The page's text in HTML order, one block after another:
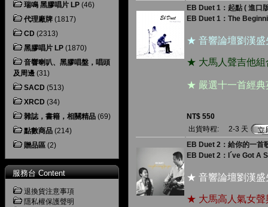
瑞鳴 黑膠唱片 LP (46)
代理廠牌 (1817)
CD (2313)
黑膠唱片 LP (1870)
音響喇叭、黑膠唱盤，唱頭
及周邊 (31)
SACD (513)
XRCD (34)
雜誌，書籍，相關精品 (69)
點數商品 (214)
贈品區 (2)
服務台 Content
退換貨注意事項
隱私權保護聲明
EB Duet 1：起點 ( 進口
EB Duet 1：The
★ 音響論壇劉漢盛
★ 大馬人聲吉他組
★ 嚴選十一首經典
NT$ 550
出貨時程:
2-3 天
EB Duet 2：給你的一首
EB Duet 2：I´ve Got A
★ 音響論壇劉漢盛
★ 大馬高人氣女聲